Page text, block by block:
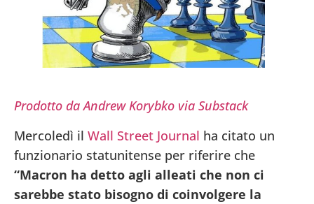
Prodotto da Andrew Korybko via Substack
Mercoledì il Wall Street Journal ha citato un
funzionario statunitense per riferire che
“Macron ha detto agli alleati che non ci
sarebbe stato bisogno di coinvolgere la